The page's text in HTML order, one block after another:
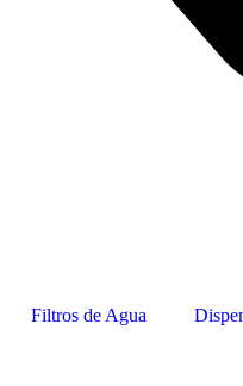
Filtros de Agua